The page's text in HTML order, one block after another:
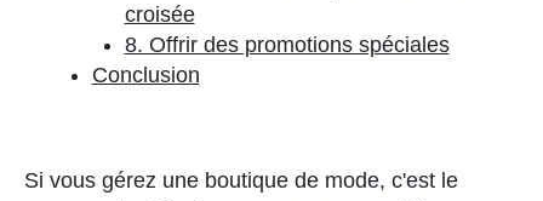
croisée
8. Offrir des promotions spéciales
Conclusion
Si vous gérez une boutique de mode, c'est le